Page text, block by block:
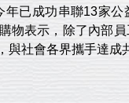
已成功串聯13家
物表示，除了內部
社會各界攜手達成